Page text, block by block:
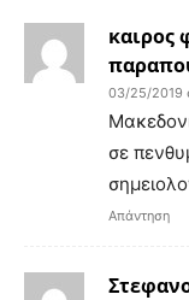
καιρος
03/25/2019
σε
Απάντηση